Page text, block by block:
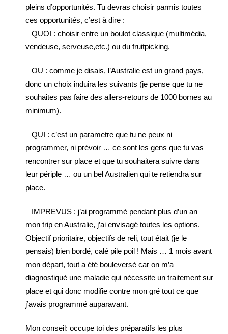
pleins d’opportunités. Tu devras choisir parmis toutes
ces opportunités, c’est à dire :
– QUOI : choisir entre un boulot classique (multimédia,
vendeuse, serveuse,etc.) ou du fruitpicking.
– OU : comme je disais, l’Australie est un grand pays,
donc un choix induira les suivants (je pense que tu ne
souhaites pas faire des allers-retours de 1000 bornes au
minimum).
– QUI : c’est un parametre que tu ne peux ni
programmer, ni prévoir … ce sont les gens que tu vas
rencontrer sur place et que tu souhaitera suivre dans
leur périple … ou un bel Australien qui te retiendra sur
place.
– IMPREVUS : j’ai programmé pendant plus d’un an
mon trip en Australie, j’ai envisagé toutes les options.
Objectif prioritaire, objectifs de reli, tout était (je le
pensais) bien bordé, calé pile poil ! Mais … 1 mois avant
mon départ, tout a été bouleversé car on m’a
diagnostiqué une maladie qui nécessite un traitement sur
place et qui donc modifie contre mon gré tout ce que
j’avais programmé auparavant.
Mon conseil: occupe toi des préparatifs les plus